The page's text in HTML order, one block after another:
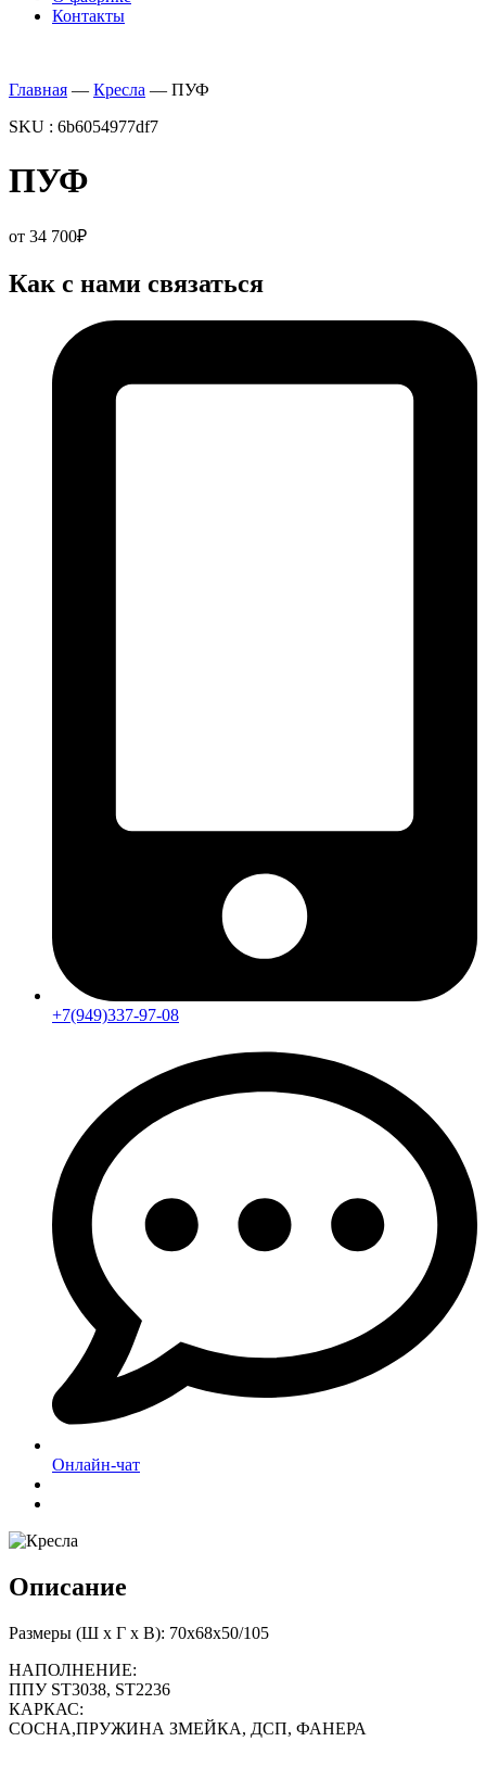
Контакты
Главная — Кресла — ПУФ
SKU : 6b6054977df7
ПУФ
от 34 700₽
Как с нами связаться
+7(949)337-97-08
Онлайн-чат
Описание
Размеры (Ш х Г х В): 70x68x50/105
НАПОЛНЕНИЕ:
ППУ ST3038, ST2236
КАРКАС:
СОСНА,ПРУЖИНА ЗМЕЙКА, ДСП, ФАНЕРА